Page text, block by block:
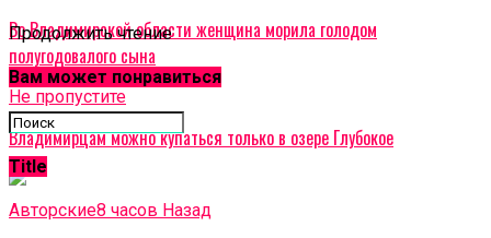
Во Владимирской области женщина морила голодом
полугодовалого сына
Не пропустите
Владимирцам можно купаться только в озере Глубокое
Продолжить чтение
Вам может понравиться
Title
Авторские8 часов Назад